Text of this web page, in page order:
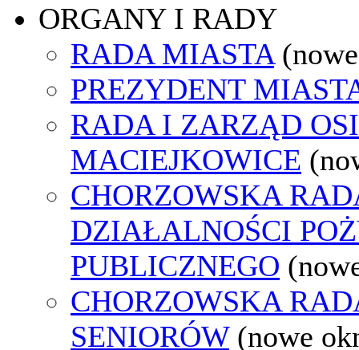
ORGANY I RADY
RADA MIASTA
PREZYDENT
RADA I ZARZĄD
MACIEJKOWICE
CHORZOWSKA
DZIAŁALNOŚCI
PUBLICZNEGO
CHORZOWSKA
SENIORÓW (nowe